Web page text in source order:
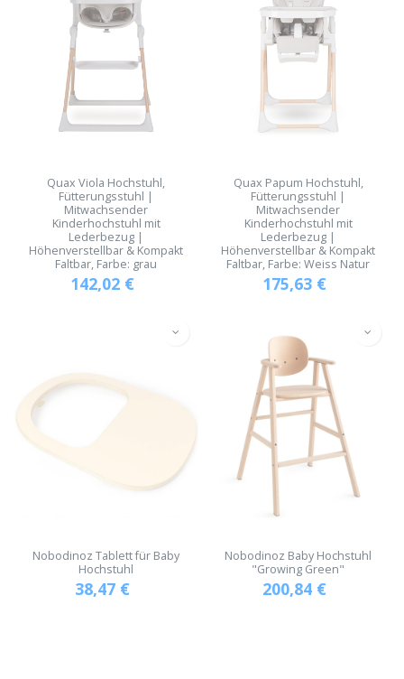
Quax Viola Hochstuhl,
Fütterungsstuhl |
Mitwachsender
Kinderhochstuhl mit
Lederbezug |
Höhenverstellbar & Kompakt
Faltbar, Farbe: grau
142,02 €
Quax Papum Hochstuhl,
Fütterungsstuhl |
Mitwachsender
Kinderhochstuhl mit
Lederbezug |
Höhenverstellbar & Kompakt
Faltbar, Farbe: Weiss Natur
175,63 €
Nobodinoz Tablett für Baby
Hochstuhl
38,47 €
Nobodinoz Baby Hochstuhl
"Growing Green"
200,84 €